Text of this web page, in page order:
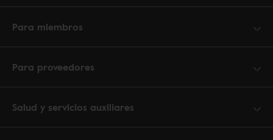
Para miembros
Para proveedores
Salud y servicios auxiliares